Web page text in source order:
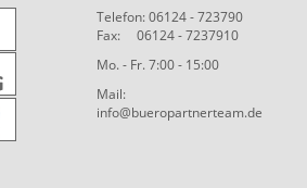
Telefon: 06124 - 723790
Fax: 06124 - 7237910
Mo. - Fr. 7:00 - 15:00
Mail:
info@bueropartnerteam.de